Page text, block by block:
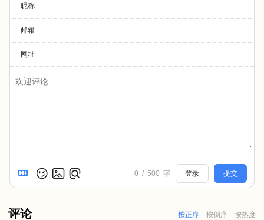
昵称
邮箱
网址
0 / 500 字 登录 提交
评论 按正序 按倒序 按热度